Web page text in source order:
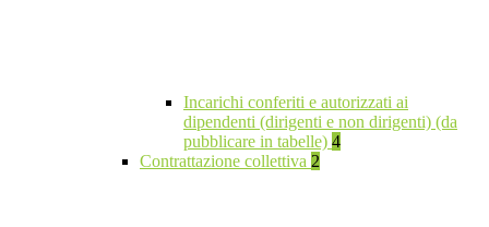
Incarichi conferiti e autorizzati ai
dipendenti (dirigenti e non dirigenti) (da
pubblicare in tabelle) 4
Contrattazione collettiva 2